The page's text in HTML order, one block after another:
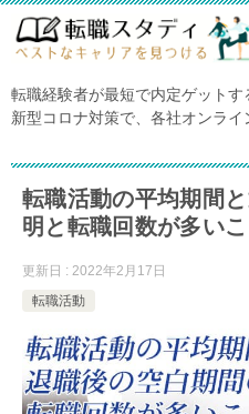
転職経験者が最短で内定ゲット
新型コロナ対策で、各社オンライ
転職活動の平均期間
明と転職回数が多い
更新日 : 2022年2月17日
転職活動